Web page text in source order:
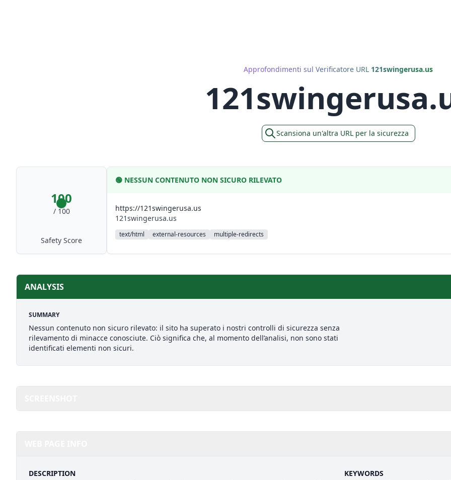
Approfondimenti sul Verificatore URL 121swingerusa.us
Scansiona un'altra URL per la sicurezza
100
/ 100
Safety Score
🟢 NESSUN CONTENUTO NON SICURO RILEVATO
https://121swingerusa.us
121swingerusa.us
text/html external-resources multiple-redirects
ANALYSIS
SUMMARY
Nessun contenuto non sicuro rilevato: il sito ha superato i nostri controlli di sicurezza senza
rilevamento di minacce conosciute. Ciò significa che, al momento dell’analisi, non sono stati
identificati elementi non sicuri.
DESCRIPTION
KEYWORDS